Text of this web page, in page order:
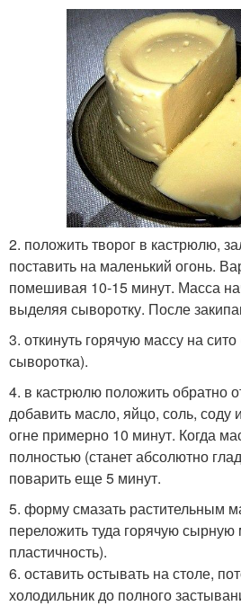
2. положить творог в кастрюлю,
поставить на маленький огонь.
помешивая 10-15 минут. Масса
выделяя сыворотку. После
3. откинуть горячую массу на
сыворотка).
4. в кастрюлю положить обратно
добавить масло, яйцо, соль, соду
огне примерно 10 минут. Когда
полностью (станет абсолютно
поварить еще 5 минут.
5. форму смазать растительным
переложить туда горячую сырную
пластичность).
6. оставить остывать на столе,
холодильник до полного